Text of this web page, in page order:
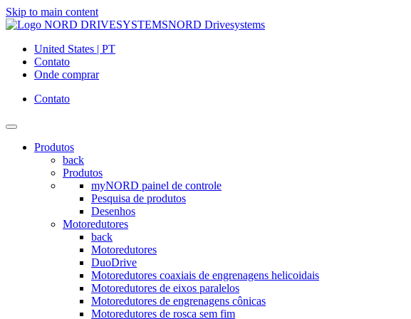
Skip to main content
NORD Drivesystems
United States | PT
Contato
Onde comprar
Contato
Produtos
back
Produtos
myNORD painel de controle
Pesquisa de produtos
Desenhos
Motoredutores
back
Motoredutores
DuoDrive
Motoredutores coaxiais de engrenagens helicoidais
Motoredutores de eixos paralelos
Motoredutores de engrenagens cônicas
Motoredutores de rosca sem fim